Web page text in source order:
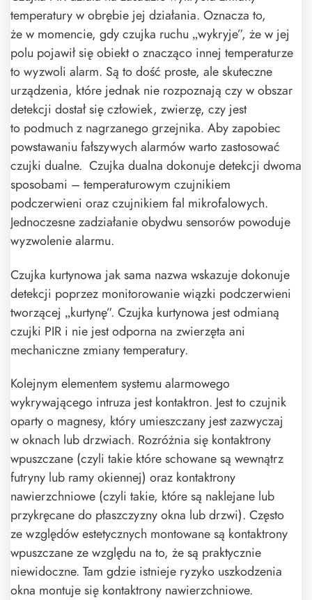
temperatury w obrębie jej działania. Oznacza to,
że w momencie, gdy czujka ruchu „wykryje”, że w jej
polu pojawił się obiekt o znacząco innej temperaturze
to wyzwoli alarm. Są to dość proste, ale skuteczne
urządzenia, które jednak nie rozpoznają czy w obszar
detekcji dostał się człowiek, zwierzę, czy jest
to podmuch z nagrzanego grzejnika. Aby zapobiec
powstawaniu fałszywych alarmów warto zastosować
czujki dualne. Czujka dualna dokonuje detekcji dwoma
sposobami – temperaturowym czujnikiem
podczerwieni oraz czujnikiem fal mikrofalowych.
Jednoczesne zadziałanie obydwu sensorów powoduje
wyzwolenie alarmu.
Czujka kurtynowa jak sama nazwa wskazuje dokonuje
detekcji poprzez monitorowanie wiązki podczerwieni
tworzącej „kurtynę”. Czujka kurtynowa jest odmianą
czujki PIR i nie jest odporna na zwierzęta ani
mechaniczne zmiany temperatury.
Kolejnym elementem systemu alarmowego
wykrywającego intruza jest kontaktron. Jest to czujnik
oparty o magnesy, który umieszczany jest zazwyczaj
w oknach lub drzwiach. Rozróżnia się kontaktrony
wpuszczane (czyli takie które schowane są wewnątrz
futryny lub ramy okiennej) oraz kontaktrony
nawierzchniowe (czyli takie, które są naklejane lub
przykręcane do płaszczyzny okna lub drzwi). Często
ze względów estetycznych montowane są kontaktrony
wpuszczane ze względu na to, że są praktycznie
niewidoczne. Tam gdzie istnieje ryzyko uszkodzenia
okna montuje się kontaktrony nawierzchniowe.